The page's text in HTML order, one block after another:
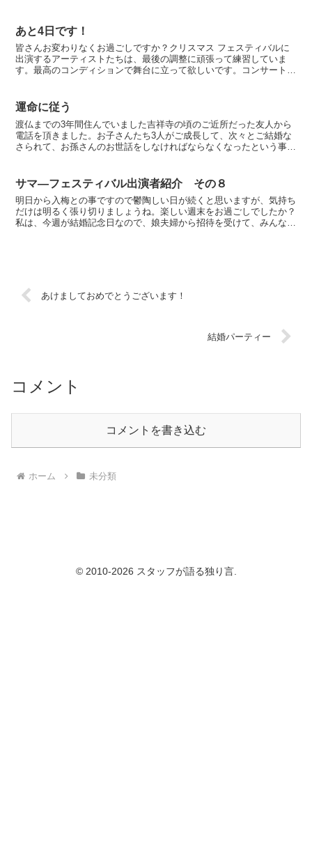
あと4日です！
皆さんお変わりなくお過ごしですか？クリスマス フェスティバルに
出演するアーティストたちは、最後の調整に頑張って練習していま
す。最高のコンディションで舞台に立って欲しいです。コンサートを
運命に従う
渡仏までの3年間住んでいました吉祥寺の頃のご近所だった友人から
電話を頂きました。お子さんたち3人がご成長して、次々とご結婚な
さられて、お孫さんのお世話をしなければならなくなったという事
サマ―フェスティバル出演者紹介 その８
明日から入梅との事ですので鬱陶しい日が続くと思いますが、気持ち
だけは明るく張り切りましょうね。楽しい週末をお過ごしでしたか？
私は、今週が結婚記念日なので、娘夫婦から招待を受けて、みんなで
あけましておめでとうございます！
結婚パーティー
コメント
コメントを書き込む
ホーム 未分類
© 2010-2026 スタッフが語る独り言.